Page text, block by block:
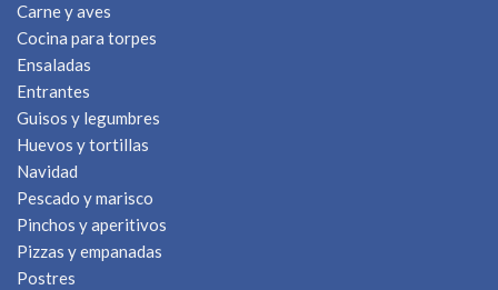
Carne y aves
Cocina para torpes
Ensaladas
Entrantes
Guisos y legumbres
Huevos y tortillas
Navidad
Pescado y marisco
Pinchos y aperitivos
Pizzas y empanadas
Postres